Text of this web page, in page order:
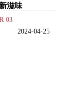
滋味
03
2024-04-25